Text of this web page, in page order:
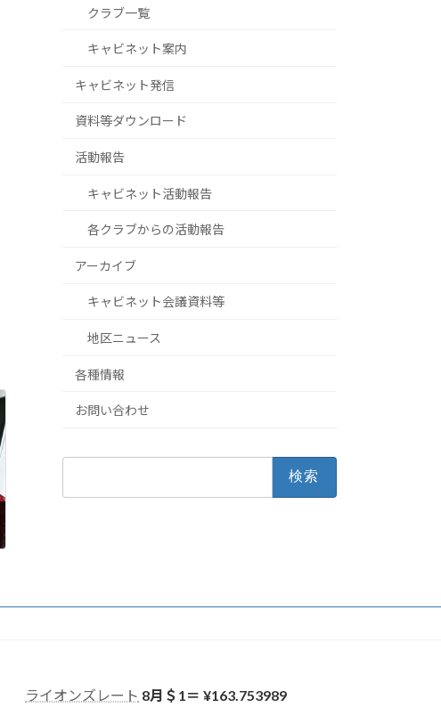
クラブ一覧
キャビネット案内
キャビネット発信
資料等ダウンロード
活動報告
キャビネット活動報告
各クラブからの活動報告
アーカイブ
キャビネット会議資料等
地区ニュース
各種情報
お問い合わせ
ライオンズレート 8月＄1＝ ¥163.753989